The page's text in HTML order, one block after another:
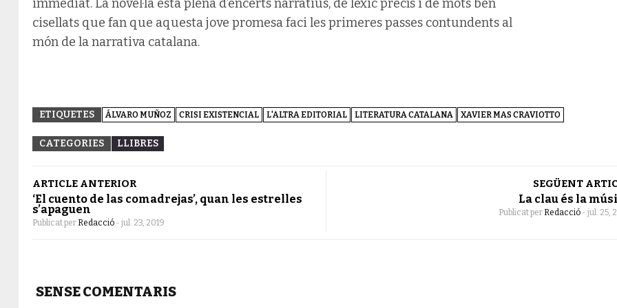
immediat. La novel·la està plena d’encerts narratius, de lèxic precís i de mots ben
cisellats que fan que aquesta jove promesa faci les primeres passes contundents al
món de la narrativa catalana.
ETIQUETES ÁLVARO MUÑOZ CRISI EXISTENCIAL L'ALTRA EDITORIAL LITERATURA CATALANA XAVIER MAS CRAVIOTTO
CATEGORIES LLIBRES
ARTICLE ANTERIOR
‘El cuento de las comadrejas’, quan les estrelles
s’apaguen
Publicat per Redacció - jul. 23, 2019
SEGÜENT
La clau és la
Publicat per Redacció - jul. 25,
SENSE COMENTARIS